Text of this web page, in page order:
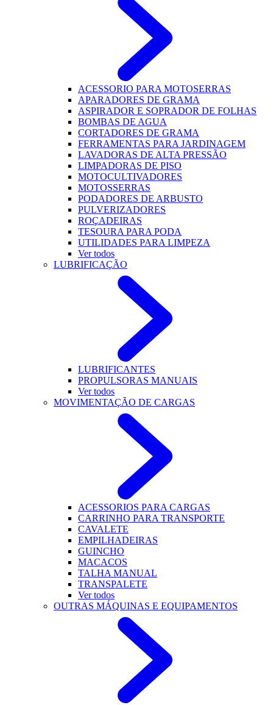
ACESSORIO PARA MOTOSERRAS
APARADORES DE GRAMA
ASPIRADOR E SOPRADOR DE FOLHAS
BOMBAS DE AGUA
CORTADORES DE GRAMA
FERRAMENTAS PARA JARDINAGEM
LAVADORAS DE ALTA PRESSÃO
LIMPADORAS DE PISO
MOTOCULTIVADORES
MOTOSSERRAS
PODADORES DE ARBUSTO
PULVERIZADORES
ROÇADEIRAS
TESOURA PARA PODA
UTILIDADES PARA LIMPEZA
Ver todos
LUBRIFICAÇÃO
LUBRIFICANTES
PROPULSORAS MANUAIS
Ver todos
MOVIMENTAÇÃO DE CARGAS
ACESSORIOS PARA CARGAS
CARRINHO PARA TRANSPORTE
CAVALETE
EMPILHADEIRAS
GUINCHO
MACACOS
TALHA MANUAL
TRANSPALETE
Ver todos
OUTRAS MÁQUINAS E EQUIPAMENTOS